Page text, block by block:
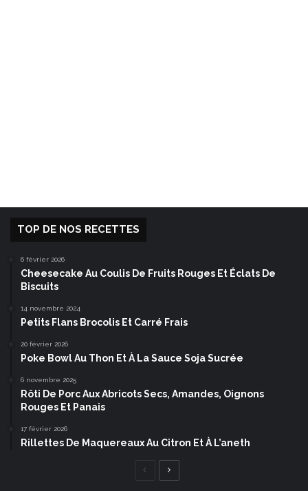
TOP DE NOS RECETTES
6 février 2026
Cheesecake Au Coulis De Fruits Rouges Et Éclats De
Biscuits
14 novembre 2024
Petits Flans Brocolis Et Carré Frais
20 février 2026
Poke Bowl Au Thon Et À La Sauce Soja Sucrée
6 novembre 2025
Rôti De Porc Aux Abricots Secs, Amandes, Oignons
Rouges Et Panais
17 février 2026
Rillettes De Maquereaux Au Citron Et À L’aneth
Page